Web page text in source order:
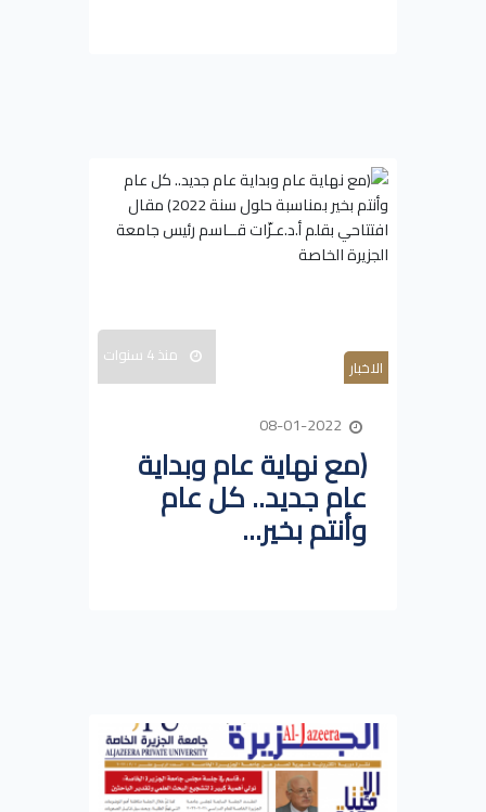
الاخبار منذ 4 سنوات
(مع نهاية عام وبداية
عام جديد.. كل عام
وأنتم بخير...